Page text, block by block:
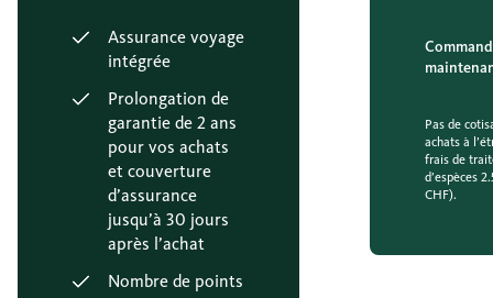
Pas de
achats à
frais de
d’espèces
CHF).
Assurance voyage
intégrée
Prolongation de
garantie de 2 ans
pour vos achats
et couverture
d’assurance
jusqu’à 30 jours
après l’achat
Nombre de points